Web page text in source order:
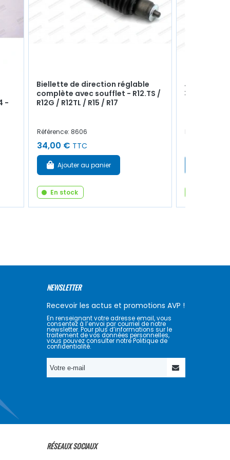
-
Biellette de direction réglable
complète avec soufflet - R12.TS /
R12G / R12TL / R15 / R17
Référence: 8606
34,00 € TTC
Ajouter au panier
En stock
Joint spi
Référence:
NEWSLETTER
Recevoir les actus et promotions AVP !
En renseignant votre adresse email, vous
consentez à l’envoi par courriel de notre
newsletter. Pour plus d’informations sur le
traitement de vos données personnelles,
vous pouvez consulter notre Politique de
confidentialité.
RÉSEAUX SOCIAUX